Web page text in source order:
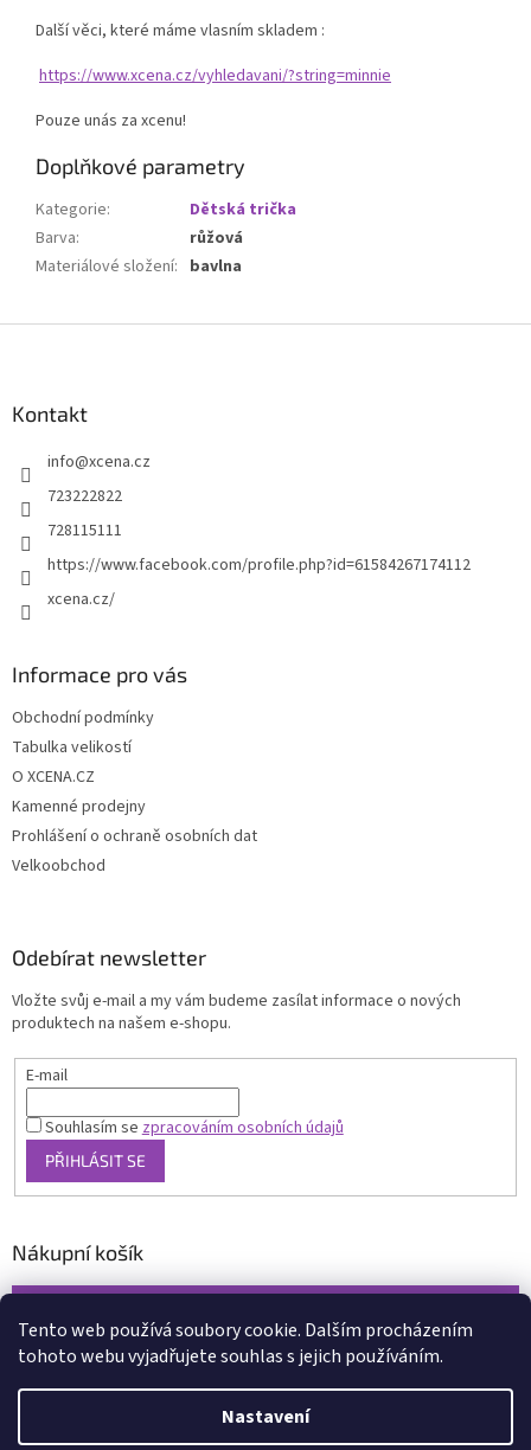
Tento web používá soubory cookie. Dalším procházením
tohoto webu vyjadřujete souhlas s jejich používáním.
Nastavení
Další věci, které máme vlasním skladem :
https://www.xcena.cz/vyhledavani/?string=minnie
Pouze unás za xcenu!
Doplňkové parametry
Kategorie:
Dětská trička
Barva:
růžová
Materiálové složení: bavlna
Kontakt
info@xcena.cz
723222822
728115111
https://www.facebook.com/profile.php?id=61584267174112
xcena.cz/
Informace pro vás
Obchodní podmínky
Tabulka velikostí
O XCENA.CZ
Kamenné prodejny
Prohlášení o ochraně osobních dat
Velkoobchod
Odebírat newsletter
Vložte svůj e-mail a my vám budeme zasílat informace o nových
produktech na našem e-shopu.
E-mail
Souhlasím sezpracováním osobních údajů
PŘIHLÁSIT SE
Nákupní košík
Vytvořil Shoptet